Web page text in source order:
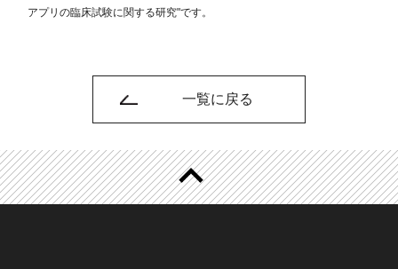
アプリの臨床試験に関する研究"です。
一覧に戻る